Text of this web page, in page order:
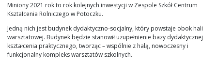
Miniony 2021 rok to rok kolejnych inwestycji w Zespole Szkół Centrum
Kształcenia Rolniczego w Potoczku.
Jedną nich jest budynek dydaktyczno-socjalny, który powstaje obok hali
warsztatowej. Budynek będzie stanowił uzupełnienie bazy dydaktycznej
kształcenia praktycznego, tworząc – wspólnie z halą, nowoczesny i
funkcjonalny kompleks warsztatów szkolnych.